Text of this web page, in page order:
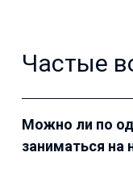
Частые
Можно ли по
заниматься на